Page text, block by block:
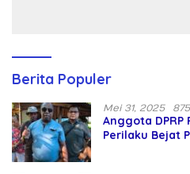
Berita Populer
Mei 31, 2025
Anggota
Perilaku Bejat